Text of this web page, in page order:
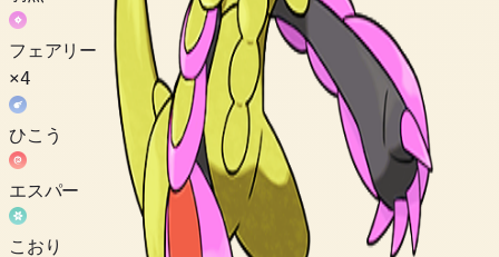
フェアリー
×4
ひこう
エスパー
こおり